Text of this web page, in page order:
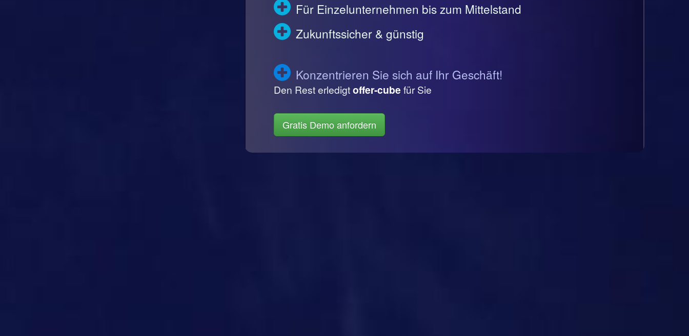
Für Einzelunternehmen bis zum Mittelstand
Zukunftssicher & günstig
Konzentrieren Sie sich auf Ihr Geschäft!
Den Rest erledigtoffer-cube für Sie
Gratis Demo anfordern